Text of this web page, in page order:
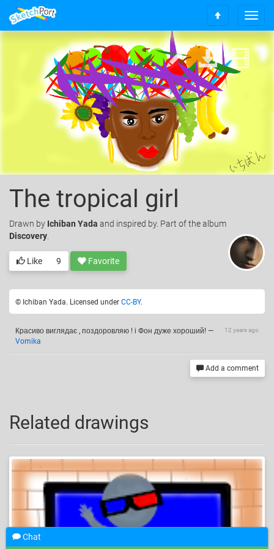
T
o
g
g
a
t
i
S
c
o
l
l
t
o
The tropical girl
Drawn by Ichiban Yada and inspired by. Part of the album
Discovery
Like 9 Favorite
© Ichiban Yada. Licensed under CC-BY.
12 years ago
Красиво виглядає , поздоровляю ! і Фон дуже хороший! —
Vomika
Add a comment
Related drawings
Chat